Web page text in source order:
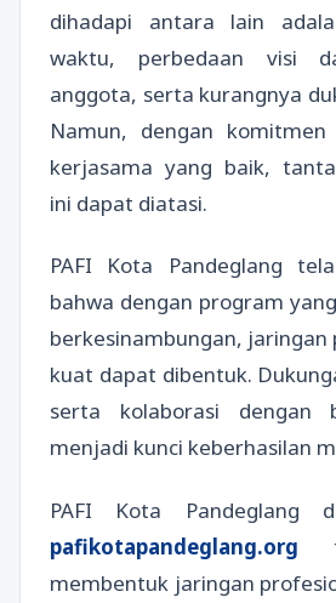
dihadapi antara lain
waktu, perbedaan visi
anggota, serta kurangnya
Namun, dengan
kerjasama yang baik,
ini dapat diatasi.
PAFI Kota Pandeglang
bahwa dengan program
berkesinambungan, jaringan
kuat dapat dibentuk.
serta kolaborasi dengan
menjadi kunci keberhasilan
PAFI Kota Pandeglang
pafikotapandeglang.org
membentuk jaringan